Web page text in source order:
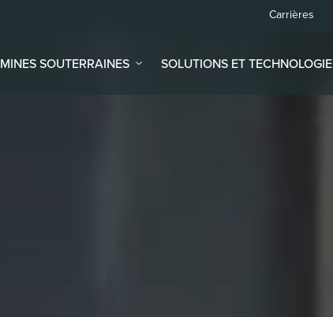
Carrières
MINES SOUTERRAINES SOLUTIONS ET TECHNOLOGIE